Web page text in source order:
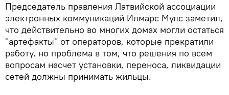
Председатель правления Латвийской ассоциации
электронных коммуникаций Илмарс Мулс заметил,
что действительно во многих домах могли остаться
"артефакты" от операторов, которые прекратили
работу, но проблема в том, что решения по всем
вопросам насчет установки, переноса, ликвидации
сетей должны принимать жильцы.